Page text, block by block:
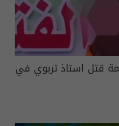
قتل استاذ تربوي في